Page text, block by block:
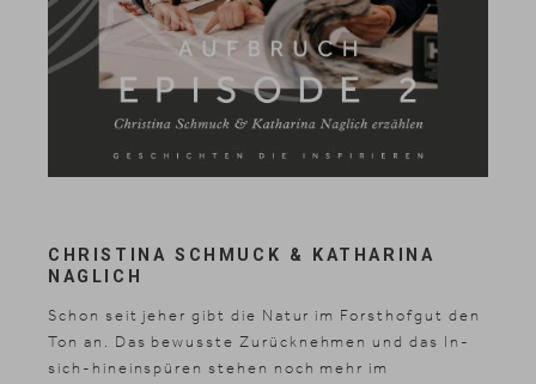
CHRISTINA SCHMUCK & KATHARINA
NAGLICH
Schon seit jeher gibt die Natur im Forsthofgut den
Ton an. Das bewusste Zurücknehmen und das In-
sich-hineinspüren stehen noch mehr im